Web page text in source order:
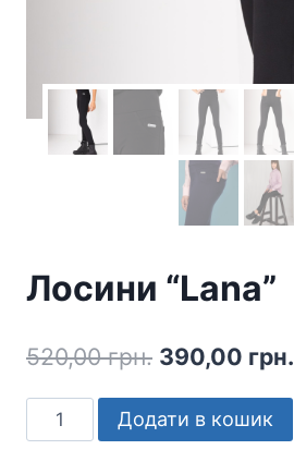
Лосини “Lana”
520,00грн. Оригінальна
ціна:
520,00 грн..
390,00 грн.
Лосини
"Lana"
Додати в кошик